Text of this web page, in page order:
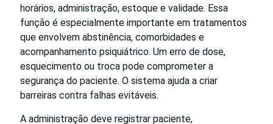
horários, administração, estoque e validade. Essa
função é especialmente importante em tratamentos
que envolvem abstinência, comorbidades e
acompanhamento psiquiátrico. Um erro de dose,
esquecimento ou troca pode comprometer a
segurança do paciente. O sistema ajuda a criar
barreiras contra falhas evitáveis.
A administração deve registrar paciente,